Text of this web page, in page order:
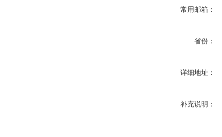
常用邮箱：
省份：
详细地址：
补充说明：